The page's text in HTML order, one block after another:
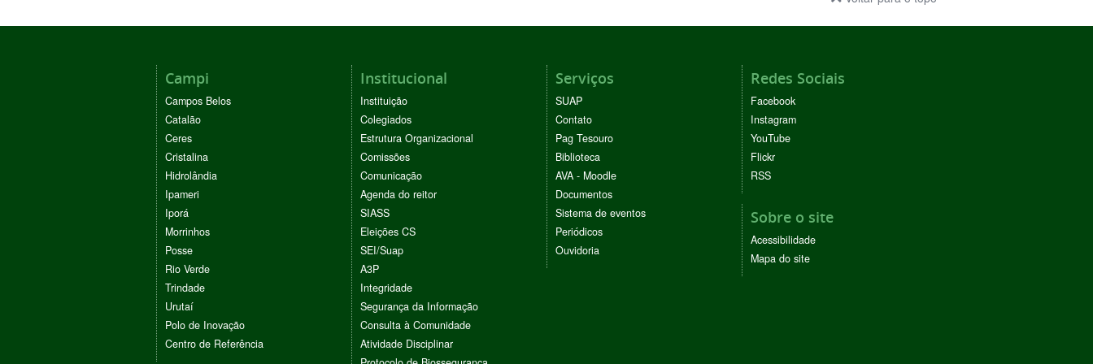
Campi
Campos Belos
Catalão
Ceres
Cristalina
Hidrolândia
Ipameri
Iporá
Morrinhos
Posse
Rio Verde
Trindade
Urutaí
Polo de Inovação
Centro de Referência
Institucional
Instituição
Colegiados
Estrutura Organizacional
Comissões
Comunicação
Agenda do reitor
SIASS
Eleições CS
SEI/Suap
A3P
Integridade
Segurança da Informação
Consulta à Comunidade
Atividade Disciplinar
Serviços
SUAP
Contato
Pag Tesouro
Biblioteca
AVA - Moodle
Documentos
Sistema de eventos
Periódicos
Ouvidoria
Redes Sociais
Facebook
Instagram
YouTube
Flickr
RSS
Sobre o site
Acessibilidade
Mapa do site